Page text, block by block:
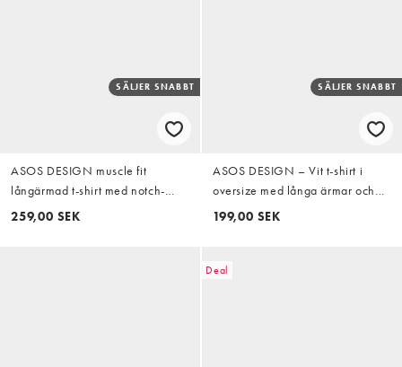
SÄLJER SNABBT
ASOS DESIGN muscle fit
långärmad t-shirt med notch-
ringning i svart
259,00 SEK
SÄLJER SNABBT
ASOS DESIGN – Vit t-shirt i
oversize med långa ärmar och
Tokyo-tryck
199,00 SEK
Deal